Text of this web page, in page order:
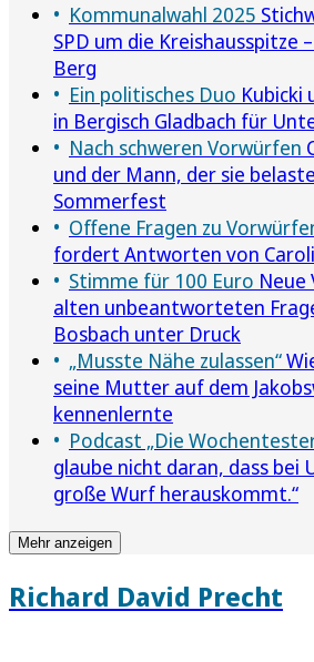
Kommunalwahl 2025
SPD um die Kreishausspitze
Berg
Ein politisches Duo Kubicki
in Bergisch Gladbach für
Nach schweren Vorwürfen
und der Mann, der sie
Sommerfest
Offene Fragen zu
fordert Antworten von
Stimme für 100 Euro Neue
alten unbeantworteten
Bosbach unter Druck
„Musste Nähe zulassen“
seine Mutter auf dem
kennenlernte
Podcast „Die
glaube nicht daran, dass bei
große Wurf herauskommt.“
Mehr anzeigen
Richard David Precht